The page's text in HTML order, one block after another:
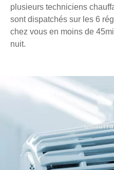
plusieurs techniciens
sont dispatchés sur les 6
chez vous en moins de
nuit.